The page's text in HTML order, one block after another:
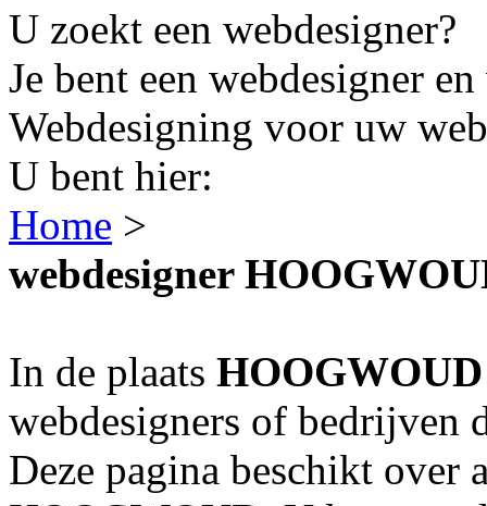
U zoekt een webdesigner?
Je bent een webdesigner
Webdesigning voor uw
U bent hier:
Home >
webdesigner
In de plaats HOOGWOUD
webdesigners of bedrijven
Deze pagina beschikt over